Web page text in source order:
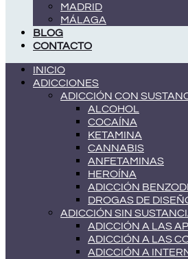
MADRID
MÁLAGA
BLOG
CONTACTO
INICIO
ADICCIONES
ADICCIÓN CON
ALCOHOL
COCAÍNA
KETAMINA
CANNABIS
ANFETAMINAS
HEROÍNA
ADICCIÓN
DROGAS DE
ADICCIÓN SIN
ADICCIÓN A LAS
ADICCIÓN A LAS
ADICCIÓN A